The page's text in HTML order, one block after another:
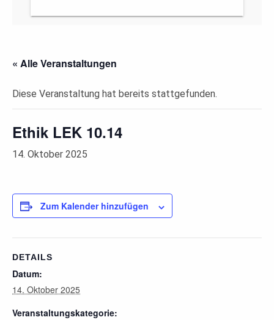
« Alle Veranstaltungen
Diese Veranstaltung hat bereits stattgefunden.
Ethik LEK 10.14
14. Oktober 2025
Zum Kalender hinzufügen
DETAILS
Datum:
14. Oktober 2025
Veranstaltungskategorie: